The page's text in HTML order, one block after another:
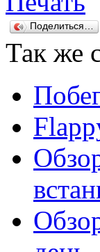
Поделиться…
Так же